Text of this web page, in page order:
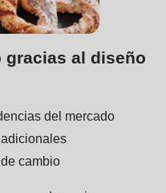
al diseño
del mercado
cambio